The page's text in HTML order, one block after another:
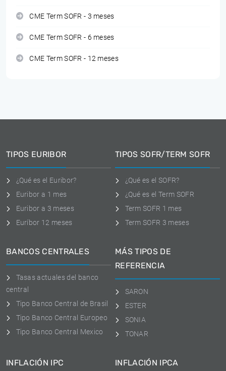
CME Term SOFR - 3 meses
CME Term SOFR - 6 meses
CME Term SOFR - 12 meses
TIPOS EURIBOR
¿Qué es el Euribor?
Euribor a 1 mes
Euribor a 3 meses
Euríbor 12 meses
TIPOS SOFR/TERM SOFR
¿Qué es el SOFR?
¿Qué es el Term SOFR
Term SOFR 1 mes
Term SOFR 3 meses
BANCOS CENTRALES
Tasas actuales del banco
central
Tipo Banco Central de Brasil
Tipo Banco Central Europeo
Tipo Banco Central Mexico
MÁS TIPOS DE
REFERENCIA
SARON
ESTER
SONIA
TONAR
INFLACIÓN IPC INFLACIÓN IPCA